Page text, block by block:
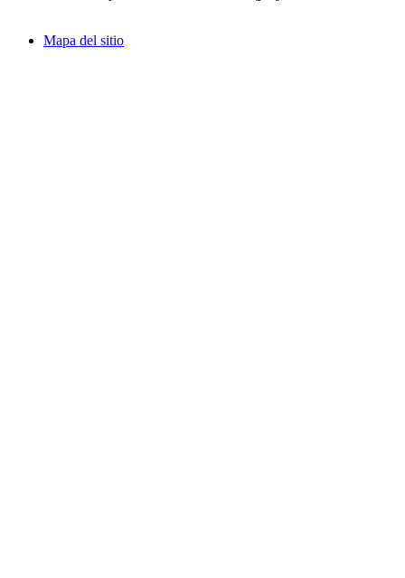
Mapa del sitio